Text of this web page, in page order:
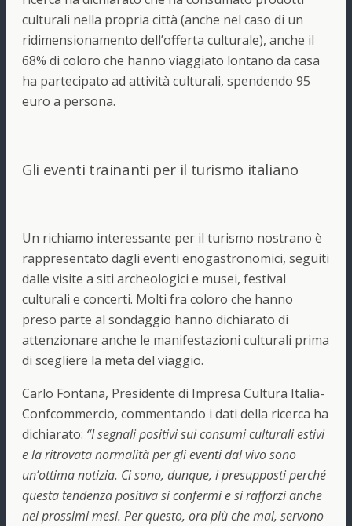
culturali nella propria città (anche nel caso di un
ridimensionamento dell’offerta culturale), anche il
68% di coloro che hanno viaggiato lontano da casa
ha partecipato ad attività culturali, spendendo 95
euro a persona.
Gli eventi trainanti per il turismo italiano
Un richiamo interessante per il turismo nostrano è
rappresentato dagli eventi enogastronomici, seguiti
dalle visite a siti archeologici e musei, festival
culturali e concerti. Molti fra coloro che hanno
preso parte al sondaggio hanno dichiarato di
attenzionare anche le manifestazioni culturali prima
di scegliere la meta del viaggio.
Carlo Fontana, Presidente di Impresa Cultura Italia-
Confcommercio, commentando i dati della ricerca ha
dichiarato: “I segnali positivi sui consumi culturali estivi
e la ritrovata normalità per gli eventi dal vivo sono
un’ottima notizia. Ci sono, dunque, i presupposti perché
questa tendenza positiva si confermi e si rafforzi anche
nei prossimi mesi. Per questo, ora più che mai, servono